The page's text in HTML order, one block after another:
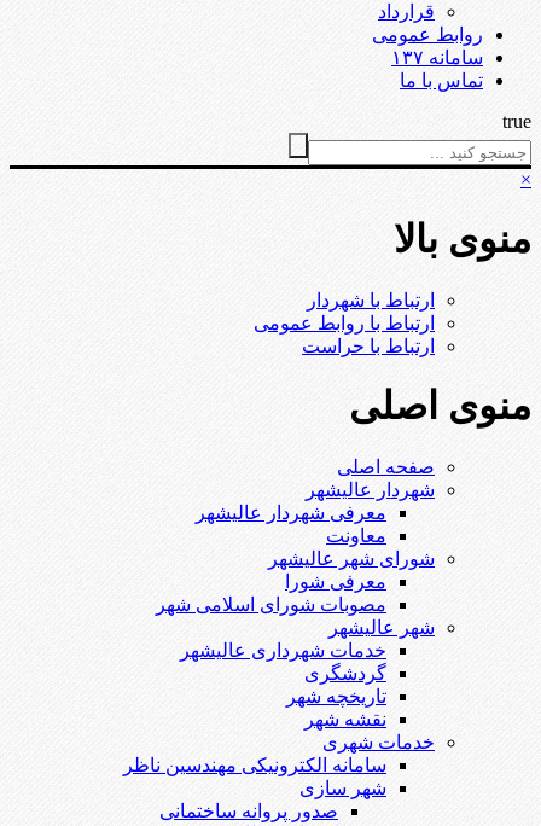
قرارداد
روابط عمومی
سامانه ۱۳۷
تماس با ما
true
×
منوی بالا
ارتباط با شهردار
ارتباط با روابط عمومی
ارتباط با حراست
منوی اصلی
صفحه اصلی
شهردار عالیشهر
معرفی شهردار عالیشهر
معاونت
شورای شهر عالیشهر
معرفی شورا
مصوبات شورای اسلامی شهر
شهر عالیشهر
خدمات شهرداری عالیشهر
گردشگری
تاریخچه شهر
نقشه شهر
خدمات شهری
سامانه الکترونیکی مهندسین ناظر
شهر سازی
صدور پروانه ساختمانی